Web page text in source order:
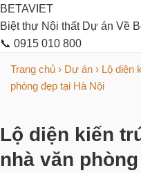
BETAVIET
Biệt thự Nội thất Dự án Về
📞 0915 010 800
Trang chủ › Dự án › Lộ diện
phòng đẹp tại Hà Nội
Lộ diện kiến
nhà văn